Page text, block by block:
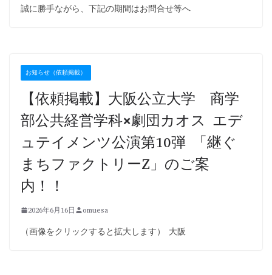
誠に勝手ながら、下記の期間はお問合せ等へ
お知らせ（依頼掲載）
【依頼掲載】大阪公立大学 商学
部公共経営学科×劇団カオス エデ
ュテイメンツ公演第10弾 「継ぐ
まちファクトリーZ」のご案
内！！
2026年6月16日 omuesa
（画像をクリックすると拡大します） 大阪